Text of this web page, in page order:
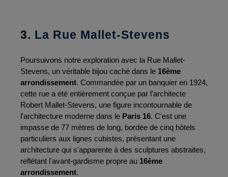
3. La Rue Mallet-Stevens
Poursuivons notre exploration avec la Rue Mallet-
Stevens, un véritable bijou caché dans le 16ème
arrondissement. Commandée par un banquier en 1924,
cette rue a été entièrement conçue par l'architecte
Robert Mallet-Stevens, une figure incontournable de
l'architecture moderne dans le Paris 16. C'est une
impasse de 77 mètres de long, bordée de cinq hôtels
particuliers aux lignes cubistes, présentant une
architecture qui s'apparente à des sculptures abstraites,
reflétant l'avant-gardisme propre au 16ème
arrondissement.